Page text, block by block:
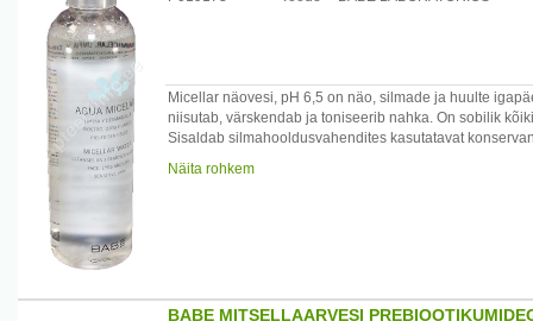
Micellar näovesi, pH 6,5 on näo, silmade ja huulte
niisutab, värskendab ja toniseerib nahka. On sobilik
Sisaldab silmahooldusvahendites kasutatavat
Kasutamine: kanna vatipadjakese abil nahale. Ei vaja
Näita rohkem
BABE MITSELLAARVESI